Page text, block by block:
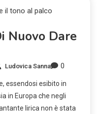
Nuovo Dare
Ludovica Sanna 0
essendosi esibito in
in Europa che negli
lirica non è stata